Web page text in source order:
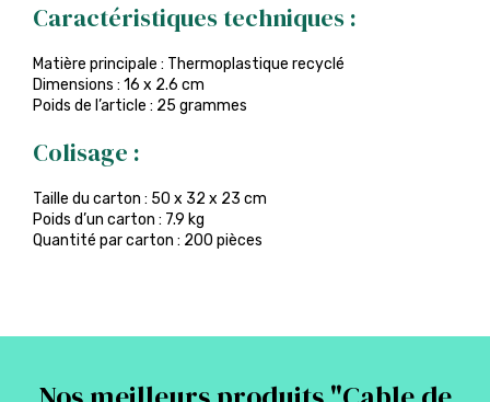
Caractéristiques techniques :
Matière principale : Thermoplastique recyclé
Dimensions : 16 x 2.6 cm
Poids de l’article : 25 grammes
Colisage :
Taille du carton : 50 x 32 x 23 cm
Poids d’un carton : 7.9 kg
Quantité par carton : 200 pièces